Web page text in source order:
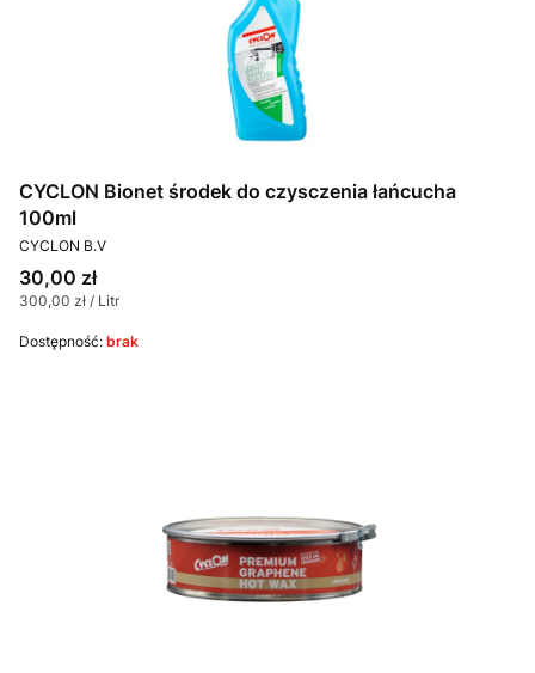
CYCLON Bionet środek do czysczenia łańcucha
100ml
PRODUCENT
CYCLON B.V
Cena
30,00 zł
Cena jednostkowa
300,00 zł / Litr
Dostępność: brak